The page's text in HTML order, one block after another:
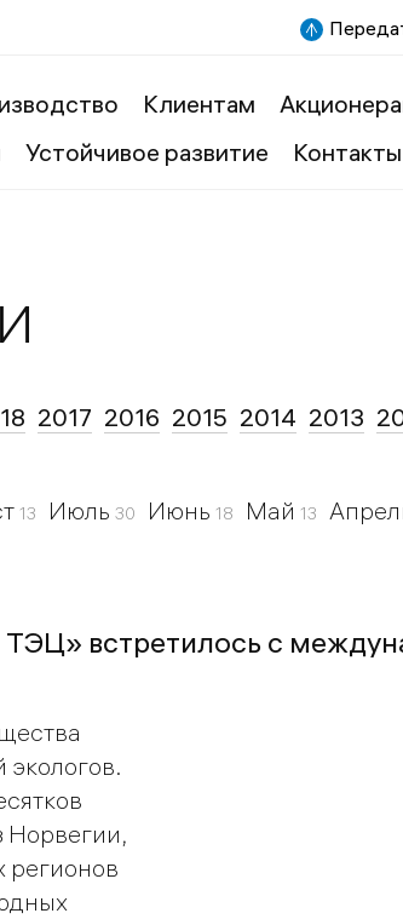
Клиентам
Устойчивое развитие Контакты
2017 2016 2015 2014 2013
13 Июль 30 Июнь 18 Май 13
встретилось с
Норвегии,
регионов